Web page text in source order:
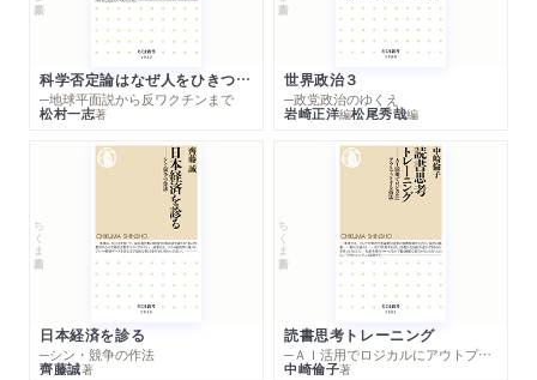
科学否定論はなぜ人をひきつけるのか
─地球平面説から反ワクチンまで
松村一志著
世界政治３
─政党政治のゆくえ
岩崎正洋編松尾秀哉編
ちくま新書
日本経済を診る
─シン・競争の作法
齊藤誠著
ちくま新書
読書思考トレーニング
─ＡＩ活用でロジカルにアウトプットする技法
中崎倫子著